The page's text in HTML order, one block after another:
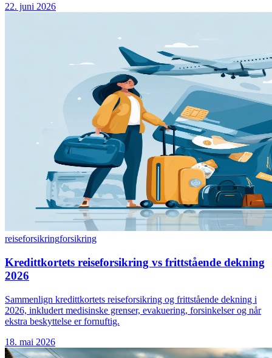
22. juni 2026
reiseforsikringforsikring
Kredittkortets reiseforsikring vs frittstående dekning
2026
Sammenlign kredittkortets reiseforsikring og frittstående dekning i
2026, inkludert medisinske grenser, evakuering, forsinkelser og når
ekstra beskyttelse er fornuftig.
18. mai 2026